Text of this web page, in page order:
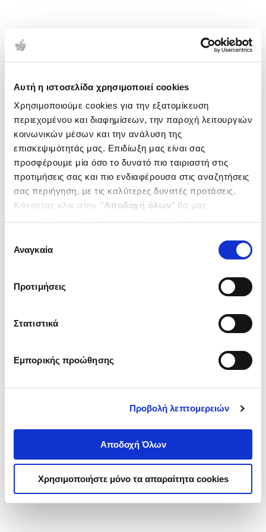
Αυτή η ιστοσελίδα χρησιμοποιεί cookies
Χρησιμοποιούμε cookies για την εξατομίκευση
περιεχομένου και διαφημίσεων, την παροχή λειτουργιών
κοινωνικών μέσων και την ανάλυση της
επισκεψιμότητάς μας. Επιδίωξη μας είναι σας
προσφέρουμε μία όσο το δυνατό πιο ταιριαστή στις
προτιμήσεις σας και πιο ενδιαφέρουσα στις αναζητήσεις
σας περιήγηση, με τις καλύτερες δυνατές προτάσεις.
Κάνοντας κλικ στην ‘’Αποδοχή όλων’’ θα μας
ενδιαφέρουν και να επιλέξετε από τα παρακάτω με την
΄΄και να ενημερωθείτε σχετικά με
συγκατάθεσης
Αναγκαία
Προτιμήσεις
Στατιστικά
Εμπορικής προώθησης
Προβολή λεπτομερειών
Αποδοχή Όλων
Χρησιμοποιήστε μόνο τα απαραίτητα cookies